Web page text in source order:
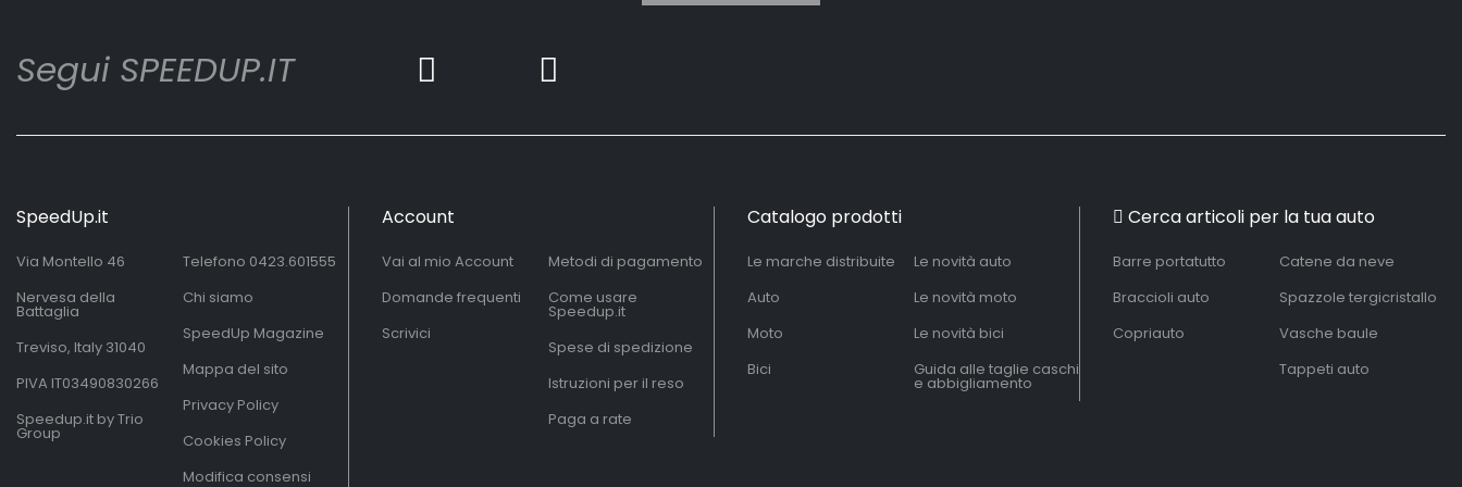
Segui SPEEDUP.IT
SpeedUp.it
Via Montello 46
Nervesa della
Battaglia
Treviso, Italy 31040
PIVA IT03490830266
Speedup.it by Trio
Group
Telefono 0423.601555
Chi siamo
SpeedUp Magazine
Mappa del sito
Privacy Policy
Cookies Policy
Modifica consensi
Account
Vai al mio Account
Domande frequenti
Scrivici
Metodi di pagamento
Come usare
Speedup.it
Spese di spedizione
Istruzioni per il reso
Paga a rate
Catalogo prodotti
Le marche distribuite
Auto
Moto
Bici
Le novità auto
Le novità moto
Le novità bici
Guida alle taglie caschi
e abbigliamento
Cerca articoli per la tua auto
Barre portatutto
Braccioli auto
Copriauto
Catene da neve
Spazzole tergicristallo
Vasche baule
Tappeti auto